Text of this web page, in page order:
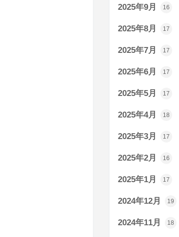
2025年9月 16
2025年8月 17
2025年7月 17
2025年6月 17
2025年5月 17
2025年4月 18
2025年3月 17
2025年2月 16
2025年1月 17
2024年12月 19
2024年11月 18